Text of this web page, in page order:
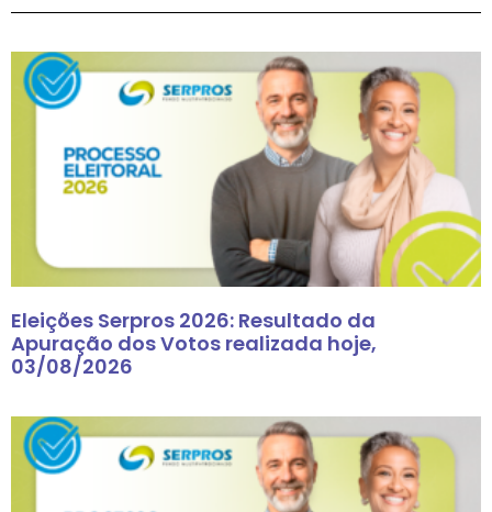
Eleições Serpros 2026: Resultado da
Apuração dos Votos realizada hoje,
03/08/2026